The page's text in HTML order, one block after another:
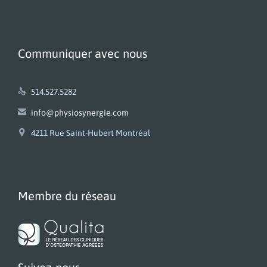
Communiquer avec nous
 514.527.5282
 info@physiosynergie.com
 4211 Rue Saint-Hubert Montréal
Membre du réseau